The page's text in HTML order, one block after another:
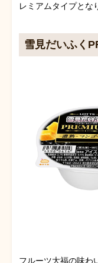
レミアムタイプとな
雪見だいふく
フルーツ大福の味わ